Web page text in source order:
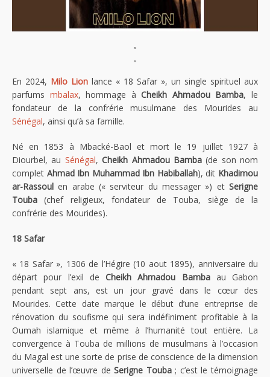
"
"
En 2024, Milo Lion lance « 18 Safar », un single spirituel aux
parfums mbalax, hommage àCheikh Ahmadou Bamba, le
fondateur de la confrérie musulmane des Mourides au
Sénégal, ainsi qu’à sa famille.
Né en 1853 à Mbacké-Baol et mort le 19 juillet 1927 à
Diourbel, au Sénégal,Cheikh Ahmadou Bamba(de son nom
complet Ahmad Ibn Muhammad Ibn Habiballah), dit Khadimou
ar-Rassoul en arabe (« serviteur du messager ») et Serigne
Touba (chef religieux, fondateur de Touba, siège de la
confrérie des Mourides).
18 Safar
« 18 Safar », 1306 de l’Hégire (10 aout 1895), anniversaire du
départ pour l’exil de Cheikh Ahmadou Bambaau Gabon
pendant sept ans, est un jour gravé dans le cœur des
Mourides. Cette date marque le début d’une entreprise de
rénovation du soufisme qui sera indéfiniment profitable à la
Oumah islamique et même à l’humanité tout entière. La
convergence à Touba de millions de musulmans à l’occasion
du Magal est une sorte de prise de conscience de la dimension
universelle de l’œuvre deSerigne Touba; c’est le témoignage